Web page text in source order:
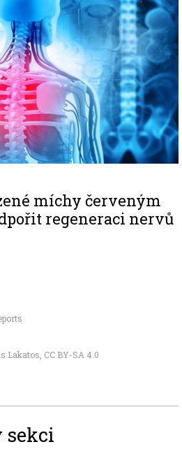
míchy červeným
regeneraci nervů
Lakatos CC BY-SA 4.0
sekci